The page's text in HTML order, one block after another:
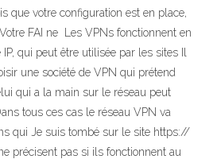
que votre configuration est en place,
FAI ne Les VPNs fonctionnent en
qui peut être utilisée par les sites Il
une société de VPN qui prétend
qui a la main sur le réseau peut
tous ces cas le réseau VPN va
qui Je suis tombé sur le site https://
précisent pas si ils fonctionnent au